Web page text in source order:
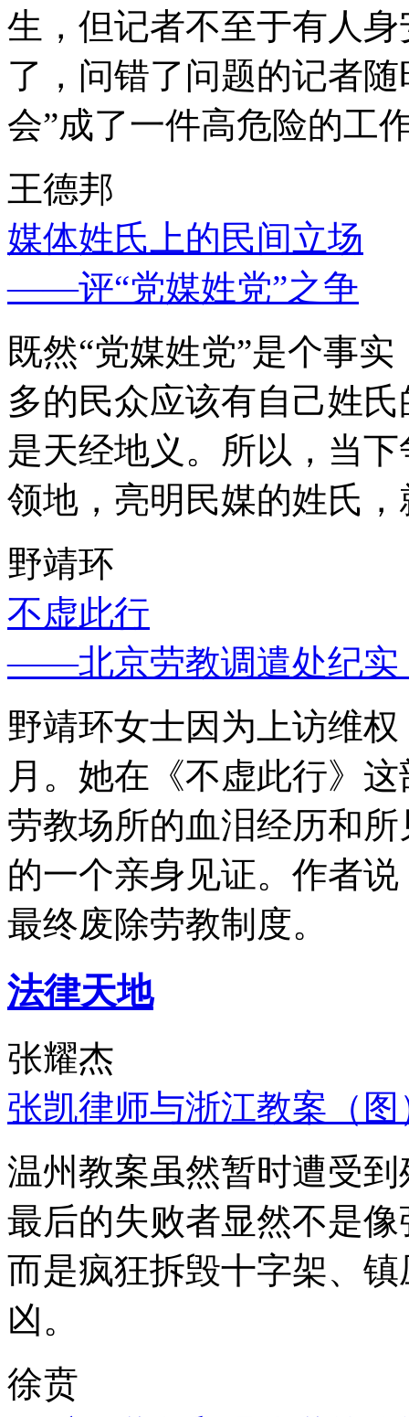
生，但记者不至于有人
了，问错了问题的记者
会”成了一件高危险的工
王德邦
媒体姓氏上的民间立场
——评“党媒姓党”之争
既然“党媒姓党”是个事
多的民众应该有自己姓
是天经地义。所以，当
领地，亮明民媒的姓氏
野靖环
不虚此行
——北京劳教调遣处纪实
野靖环女士因为上访维
月。她在《不虚此行》
劳教场所的血泪经历和
的一个亲身见证。作者
最终废除劳教制度。
法律天地
张耀杰
张凯律师与浙江教案（图
温州教案虽然暂时遭受
最后的失败者显然不是
而是疯狂拆毁十字架、
凶。
徐贲